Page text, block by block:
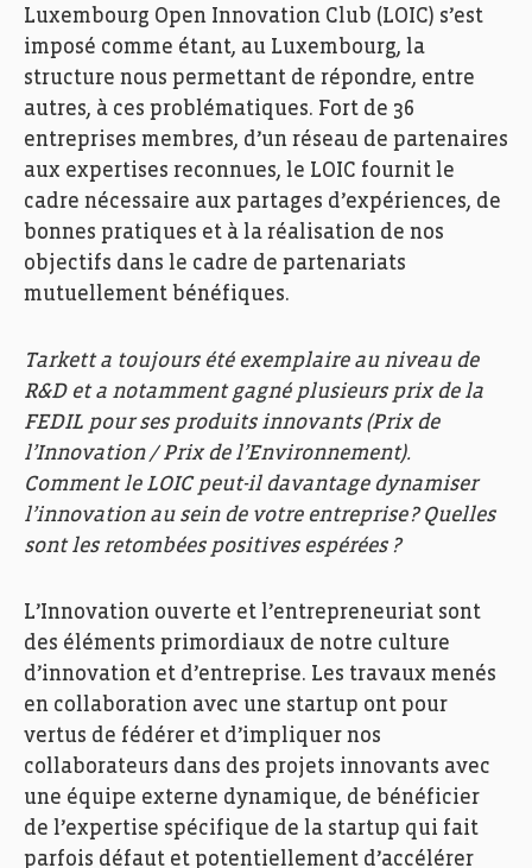
Luxembourg Open Innovation Club (LOIC) s’est
imposé comme étant, au Luxembourg, la
structure nous permettant de répondre, entre
autres, à ces problématiques. Fort de 36
entreprises membres, d’un réseau de partenaires
aux expertises reconnues, le LOIC fournit le
cadre nécessaire aux partages d’expériences, de
bonnes pratiques et à la réalisation de nos
objectifs dans le cadre de partenariats
mutuellement bénéfiques.
Tarkett a toujours été exemplaire au niveau de
R&D et a notamment gagné plusieurs prix de la
FEDIL pour ses produits innovants (Prix de
l’Innovation / Prix de l’Environnement).
Comment le LOIC peut-il davantage dynamiser
l’innovation au sein de votre entreprise ? Quelles
sont les retombées positives espérées ?
L’Innovation ouverte et l’entrepreneuriat sont
des éléments primordiaux de notre culture
d’innovation et d’entreprise. Les travaux menés
en collaboration avec une startup ont pour
vertus de fédérer et d’impliquer nos
collaborateurs dans des projets innovants avec
une équipe externe dynamique, de bénéficier
de l’expertise spécifique de la startup qui fait
parfois défaut et potentiellement d’accélérer